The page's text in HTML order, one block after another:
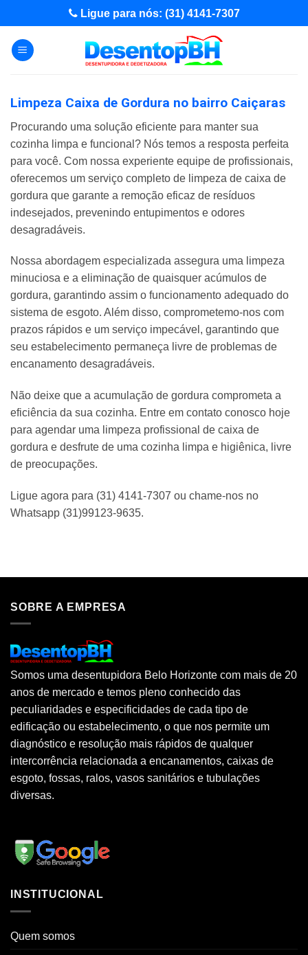
to
content
Ligue para nós: (31) 4141-7307
Limpeza Caixa de Gordura no bairro Caiçaras
Procurando uma solução eficiente para manter sua
cozinha limpa e funcional? Nós temos a resposta perfeita
para você. Com nossa experiente equipe de profissionais,
oferecemos um serviço completo de limpeza de caixa de
gordura que garante a remoção eficaz de resíduos
indesejados, prevenindo entupimentos e odores
desagradáveis.
Nossa abordagem especializada assegura uma limpeza
minuciosa e a eliminação de quaisquer acúmulos de
gordura, garantindo assim o funcionamento adequado do
sistema de esgoto. Além disso, comprometemo-nos com
prazos rápidos e um serviço impecável, garantindo que
seu estabelecimento permaneça livre de problemas de
encanamento desagradáveis.
Não deixe que a acumulação de gordura comprometa a
eficiência da sua cozinha. Entre em contato conosco hoje
para agendar uma limpeza profissional de caixa de
gordura e desfrute de uma cozinha limpa e higiênica, livre
de preocupações.
Ligue agora para (31) 4141-7307 ou chame-nos no
Whatsapp (31)99123-9635.
SOBRE A EMPRESA
Somos uma desentupidora Belo Horizonte com mais de 20
anos de mercado e temos pleno conhecido das
peculiaridades e especificidades de cada tipo de
edificação ou estabelecimento, o que nos permite um
diagnóstico e resolução mais rápidos de qualquer
intercorrência relacionada a encanamentos, caixas de
esgoto, fossas, ralos, vasos sanitários e tubulações
diversas.
INSTITUCIONAL
Quem somos